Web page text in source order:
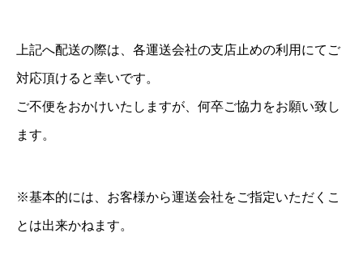
上記へ配送の際は、各運送会社の支店止めの利用にてご
対応頂けると幸いです。
ご不便をおかけいたしますが、何卒ご協力をお願い致し
ます。
※基本的には、お客様から運送会社をご指定いただくこ
とは出来かねます。